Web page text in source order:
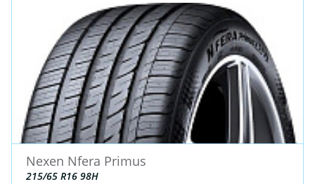
Nexen Nfera Primus
215/65 R16 98H